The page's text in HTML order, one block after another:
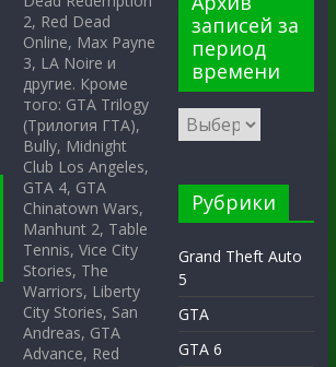
2, Red Dead
Online, Max Payne
3, LA Noire и
другие. Кроме
того: GTA Trilogy
(Трилогия ГТА),
Bully, Midnight
Club Los Angeles,
GTA 4, GTA
Chinatown Wars,
Manhunt 2, Table
Tennis, Vice City
Stories, The
Warriors, Liberty
City Stories, San
Andreas, GTA
Advance, Red
записей за
период
времени
Рубрики
Grand Theft Auto
5
GTA
GTA 6